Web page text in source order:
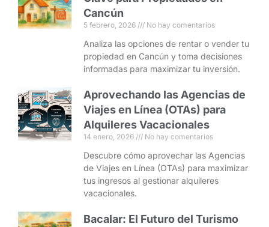
Cancún
5 febrero, 2026 No hay comentarios
Analiza las opciones de rentar o vender tu
propiedad en Cancún y toma decisiones
informadas para maximizar tu inversión.
Aprovechando las Agencias de
Viajes en Línea (OTAs) para
Alquileres Vacacionales
14 enero, 2026 No hay comentarios
Descubre cómo aprovechar las Agencias
de Viajes en Línea (OTAs) para maximizar
tus ingresos al gestionar alquileres
vacacionales.
Bacalar: El Futuro del Turismo